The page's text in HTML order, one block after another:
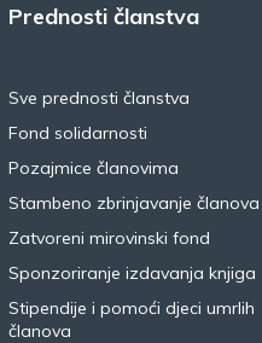
Prednosti članstva
Sve prednosti članstva
Fond solidarnosti
Pozajmice članovima
Stambeno zbrinjavanje članova
Zatvoreni mirovinski fond
Sponzoriranje izdavanja knjiga
Stipendije i pomoći djeci umrlih
članova